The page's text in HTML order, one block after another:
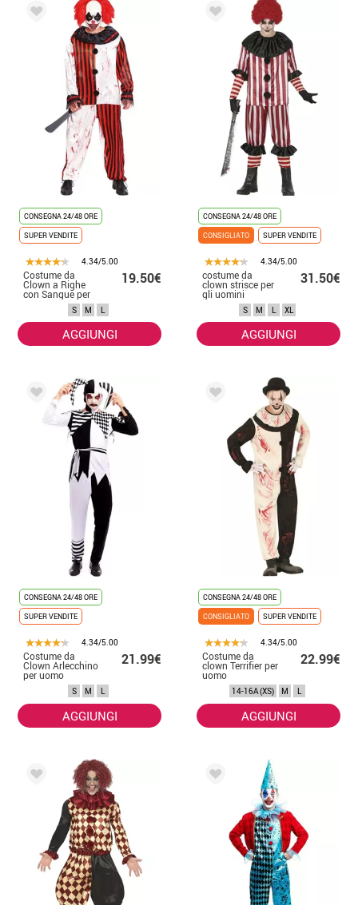
CONSEGNA 24/48 ORE
SUPER VENDITE
4.34/5.00
Costume da
Clown a Righe
con Sangue per
19.50€
S M L
AGGIUNGI
CONSEGNA 24/48 ORE
CONSIGLIATO
SUPER VENDITE
4.34/5.00
costume da
clown strisce per
gli uomini
31.50€
S M L XL
AGGIUNGI
CONSEGNA 24/48 ORE
SUPER VENDITE
4.34/5.00
Costume da
Clown Arlecchino
per uomo
21.99€
S M L
AGGIUNGI
CONSEGNA 24/48 ORE
CONSIGLIATO
SUPER VENDITE
4.34/5.00
Costume da
clown Terrifier per
uomo
22.99€
14-16A (XS) M L
AGGIUNGI